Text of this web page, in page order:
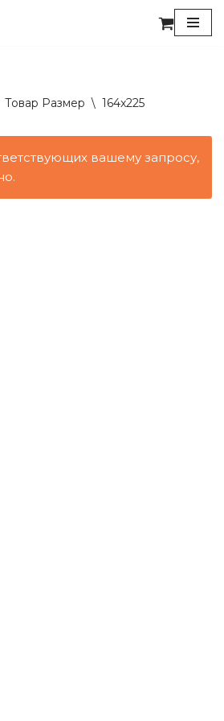
Товар Размер \ 164x225
вашему запросу,